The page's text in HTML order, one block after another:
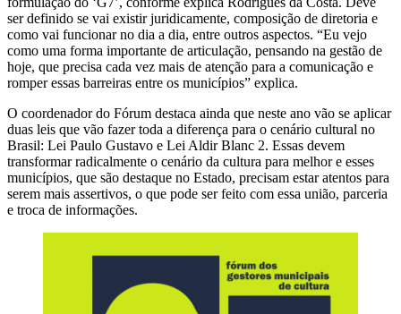
ser definido se vai existir juridicamente, composição de diretoria e
como vai funcionar no dia a dia, entre outros aspectos. “Eu vejo
como uma forma importante de articulação, pensando na gestão de
hoje, que precisa cada vez mais de atenção para a comunicação e
romper essas barreiras entre os municípios” explica.
O coordenador do Fórum destaca ainda que neste ano vão se aplicar
duas leis que vão fazer toda a diferença para o cenário cultural no
Brasil: Lei Paulo Gustavo e Lei Aldir Blanc 2. Essas devem
transformar radicalmente o cenário da cultura para melhor e esses
municípios, que são destaque no Estado, precisam estar atentos para
serem mais assertivos, o que pode ser feito com essa união, parceria
e troca de informações.